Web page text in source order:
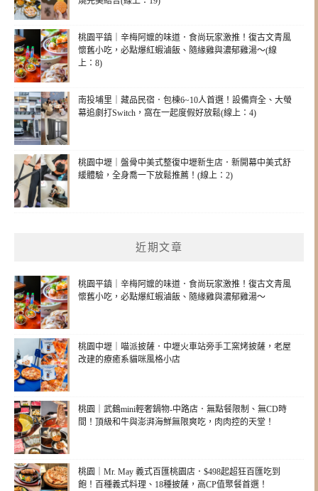
桃園平鎮｜辛梅阿嬤的味道．食尚玩家激推！復古文青風
懷舊小吃，必點爆紅蝦滷飯、隨緣雞與濃郁雞湯～(線
上：8)
南投埔里｜藏品民宿．包棟6~10人首選！設備齊全、大螢
幕追劇打Switch，窩在一起度假好放鬆(線上：4)
桃園中壢｜盤骨中美式整復中壢新生店．新開幕中美式舒
緩體驗，全身喬一下放鬆推薦！(線上：2)
近期文章
桃園平鎮｜辛梅阿嬤的味道．食尚玩家激推！復古文青風
懷舊小吃，必點爆紅蝦滷飯、隨緣雞與濃郁雞湯～
桃園中壢｜喵派披薩．中壢火車站旁手工窯烤披薩，老屋
改建的療癒系貓咪風格小店
桃園｜武鶴mini輕奢鍋物-中路店．無點餐限制、無CD時
間！頂級和牛與澎湃海鮮無限爽吃，肉肉控的天堂！
桃園｜Mr. May 義式百匯桃園店．$498起超狂百匯吃到
飽！百種義式料理、18種披薩，高CP值聚餐首選！